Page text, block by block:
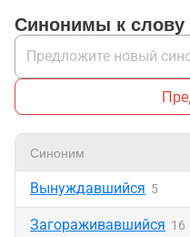
Синонимы к
Синоним
Вынуждавшийся 5
Загораживавшийся 16